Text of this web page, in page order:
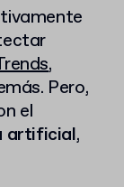
,
Pero,
el
artificial,